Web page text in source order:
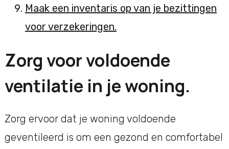
Maak een inventaris op van je bezittingen
voor verzekeringen.
Zorg voor voldoende
ventilatie in je woning.
Zorg ervoor dat je woning voldoende
geventileerd is om een gezond en comfortabel